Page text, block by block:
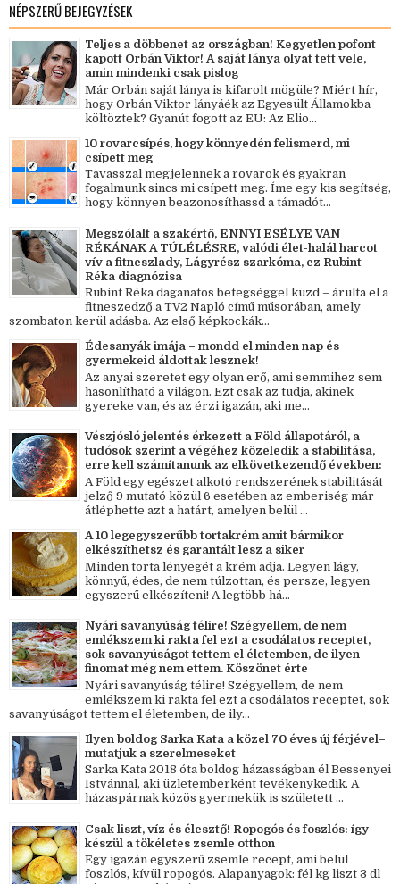
NÉPSZERŰ BEJEGYZÉSEK
Teljes a döbbenet az országban! Kegyetlen pofont
kapott Orbán Viktor! A saját lánya olyat tett vele,
amin mindenki csak pislog
Már Orbán saját lánya is kifarolt mögüle? Miért hír,
hogy Orbán Viktor lányáék az Egyesült Államokba
költöztek? Gyanút fogott az EU: Az Elio...
10 rovarcsípés, hogy könnyedén felismerd, mi
csípett meg
Tavasszal megjelennek a rovarok és gyakran
fogalmunk sincs mi csípett meg. Íme egy kis segítség,
hogy könnyen beazonosíthassd a támadót...
Megszólalt a szakértő, ENNYI ESÉLYE VAN
RÉKÁNAK A TÚLÉLÉSRE, valódi élet-halál harcot
vív a fitneszlady, Lágyrész szarkóma, ez Rubint
Réka diagnózisa
Rubint Réka daganatos betegséggel küzd – árulta el a
fitneszedző a TV2 Napló című műsorában, amely
szombaton kerül adásba. Az első képkockák...
Édesanyák imája – mondd el minden nap és
gyermekeid áldottak lesznek!
Az anyai szeretet egy olyan erő, ami semmihez sem
hasonlítható a világon. Ezt csak az tudja, akinek
gyereke van, és az érzi igazán, aki me...
Vészjósló jelentés érkezett a Föld állapotáról, a
tudósok szerint a végéhez közeledik a stabilitása,
erre kell számítanunk az elkövetkezendő években:
A Föld egy egészet alkotó rendszerének stabilitását
jelző 9 mutató közül 6 esetében az emberiség már
átléphette azt a határt, amelyen belül ...
A 10 legegyszerűbb tortakrém amit bármikor
elkészíthetsz és garantált lesz a siker
Minden torta lényegét a krém adja. Legyen lágy,
könnyű, édes, de nem túlzottan, és persze, legyen
egyszerű elkészíteni! A legtöbb há...
Nyári savanyúság télire! Szégyellem, de nem
emlékszem ki rakta fel ezt a csodálatos receptet,
sok savanyúságot tettem el életemben, de ilyen
finomat még nem ettem. Köszönet érte
Nyári savanyúság télire! Szégyellem, de nem
emlékszem ki rakta fel ezt a csodálatos receptet, sok
savanyúságot tettem el életemben, de ily...
Ilyen boldog Sarka Kata a közel 70 éves új férjével–
mutatjuk a szerelmeseket
Sarka Kata 2018 óta boldog házasságban él Bessenyei
Istvánnal, aki üzletemberként tevékenykedik. A
házaspárnak közös gyermekük is született ...
Csak liszt, víz és élesztő! Ropogós és foszlós: így
készül a tökéletes zsemle otthon
Egy igazán egyszerű zsemle recept, ami belül
foszlós, kívül ropogós. Alapanyagok: fél kg liszt 3 dl